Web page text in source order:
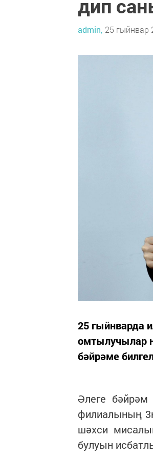
дип
admin, 25 гыйнвар
25 гыйнварда
омтылучылар
бәйрәме
Әлеге бәйрәм
филиалының
шәхси
булуын